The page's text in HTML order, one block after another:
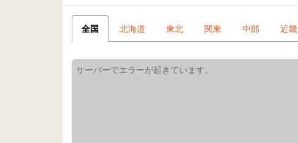
全国 北海道 東北 関東 中部 近畿